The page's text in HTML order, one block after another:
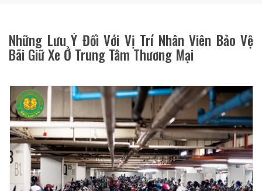
Những Lưu Ý Đối Với Vị Trí Nhân Viên Bảo Vệ
Bãi Giữ Xe Ở Trung Tâm Thương Mại